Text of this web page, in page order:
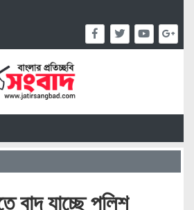
বাদ যাচ্ছে পুলিশ